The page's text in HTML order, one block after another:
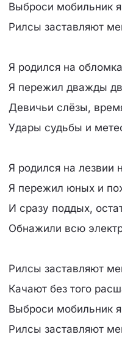
Выброси мобильник
Рилсы заставляют
Я родился на
Я пережил дважды
Девичьи слёзы,
Удары судьбы и
Я родился на лезвии
Я пережил юных и
И сразу поддых,
Обнажили всю
Рилсы заставляют
Качают без того
Выброси мобильник
Рилсы заставляют